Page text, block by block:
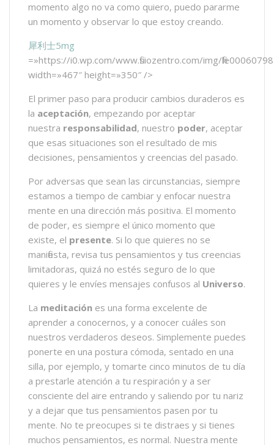
momento algo no va como quiero, puedo pararme
un momento y observar lo que estoy creando.
犀利士5mg
=»https://i0.wp.com/www.fisiozentro.com/img/
width=»467″ height=»350″ />
El primer paso para producir cambios duraderos es
la aceptación, empezando por aceptar
nuestra responsabilidad, nuestro poder, aceptar
que esas situaciones son el resultado de mis
decisiones, pensamientos y creencias del pasado.
Por adversas que sean las circunstancias, siempre
estamos a tiempo de cambiar y enfocar nuestra
mente en una dirección más positiva. El momento
de poder, es siempre el único momento que
existe, el presente. Si lo que quieres no se
manifiesta, revisa tus pensamientos y tus creencias
limitadoras, quizá no estés seguro de lo que
quieres y le envíes mensajes confusos al Universo.
La meditación es una forma excelente de
aprender a conocernos, y a conocer cuáles son
nuestros verdaderos deseos. Simplemente puedes
ponerte en una postura cómoda, sentado en una
silla, por ejemplo, y tomarte cinco minutos de tu día
a prestarle atención a tu respiración y a ser
consciente del aire entrando y saliendo por tu nariz
y a dejar que tus pensamientos pasen por tu
mente. No te preocupes si te distraes y si tienes
muchos pensamientos, es normal. Nuestra mente